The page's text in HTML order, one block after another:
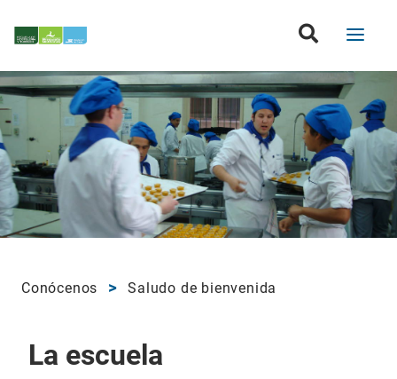
Conócenos Saludo de bienvenida
La escuela